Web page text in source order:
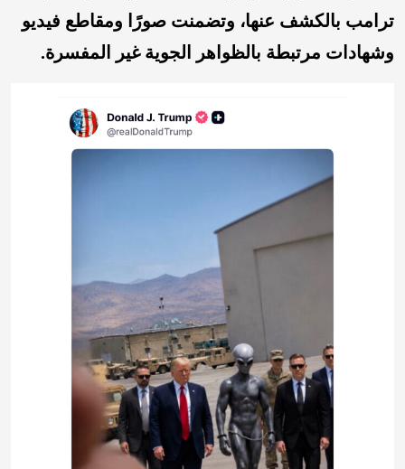
ترامب بالكشف عنها، وتضمنت صورًا ومقاطع فيديو
وشهادات مرتبطة بالظواهر الجوية غير المفسرة.